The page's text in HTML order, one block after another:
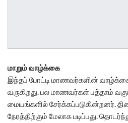
மாறும் வாழ்க்கை
இந்தப் போட்டி மாணவர்களின்
வருகிறது. பல மாணவர்கள் பத்தாம்
மையங்களில் சேர்க்கப்படுகின்றனர்.
நேரத்திற்கும் மேலாக படிப்பது.